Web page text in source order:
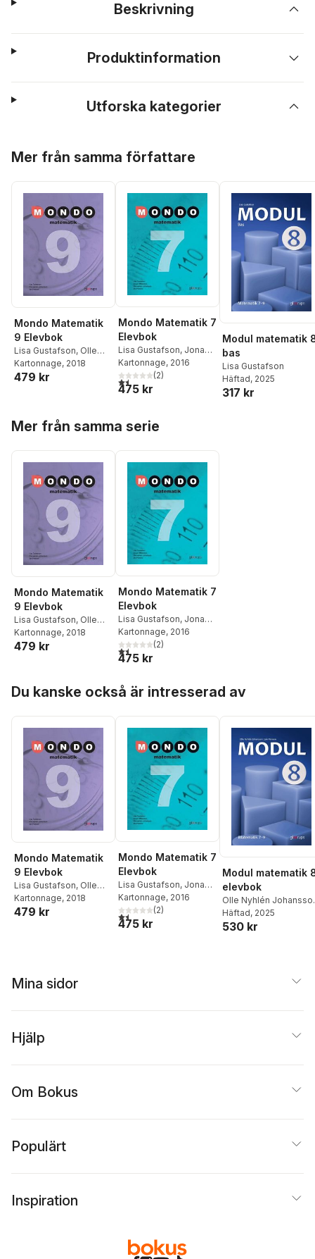
Beskrivning
Produktinformation
Utforska kategorier
Mer från samma författare
Mondo Matematik
9 Elevbok
Lisa Gustafson, Olle
Nyhlén Johansson
Persson
Kartonnage, 2018
479 kr
Mondo Matematik 7
Elevbok
Lisa Gustafson, Jonas
Hällebrand,Olle Nyhlén
Johansson
Persson
Kartonnage, 2016
1,5utav 5 stjärnor. Totalt antal röster:
(2)
475 kr
Modul matematik
bas
Lisa Gustafson
Häftad, 2025
317 kr
Mer från samma serie
Mondo Matematik
9 Elevbok
Lisa Gustafson, Olle
Nyhlén Johansson
Persson
Kartonnage, 2018
479 kr
Mondo Matematik 7
Elevbok
Lisa Gustafson, Jonas
Hällebrand,Olle Nyhlén
Johansson
Persson
Kartonnage, 2016
1,5utav 5 stjärnor. Totalt antal röster:
(2)
475 kr
Du kanske också är intresserad av
Mondo Matematik
9 Elevbok
Lisa Gustafson, Olle
Nyhlén Johansson
Persson
Kartonnage, 2018
479 kr
Mondo Matematik 7
Elevbok
Lisa Gustafson, Jonas
Hällebrand,Olle Nyhlén
Johansson
Persson
Kartonnage, 2016
1,5utav 5 stjärnor. Totalt antal röster:
(2)
475 kr
Modul matematik
elevbok
Olle Nyhlén
Jan Persson
Häftad, 2025
530 kr
Mina sidor
Hjälp
Om Bokus
Populärt
Inspiration